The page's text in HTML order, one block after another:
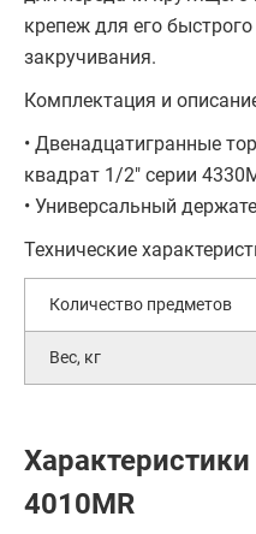
крепеж для его
закручивания.
Комплектация и
• Двенадцатигранные
квадрат 1/2" серии
• Универсальный
Технические
Количество предметов
Вес, кг
Характеристики
4010MR